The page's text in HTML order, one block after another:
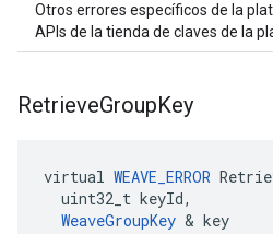
Otros errores específicos de la
APIs de la tienda de claves de la
RetrieveGroupKey
virtual WEAVE_ERROR
  uint32_t keyId,
WeaveGroupKey & key